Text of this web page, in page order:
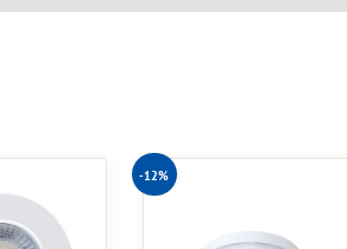
-12%